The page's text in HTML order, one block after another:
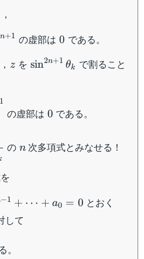
n+1 の虚部は 0
0 である。
z
z を \sin^{2n+1}\theta_k
sin2n+1 θk
で割ること
1
の虚部は 0 である。
の n次多項式とみなせる！
−1 + ⋯ + a0 = 0 とおく
して
。